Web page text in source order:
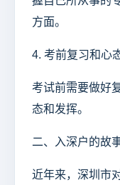
方面。
4. 考前复习和心
考试前需要做好
态和发挥。
二、入深户的故
近年来，深圳市